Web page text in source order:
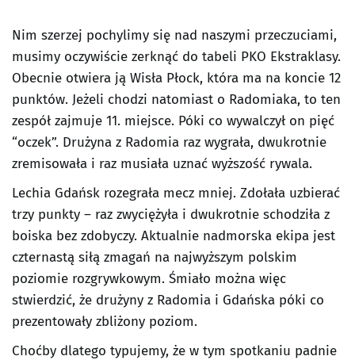
Nim szerzej pochylimy się nad naszymi przeczuciami,
musimy oczywiście zerknąć do tabeli PKO Ekstraklasy.
Obecnie otwiera ją Wisła Płock, która ma na koncie 12
punktów. Jeżeli chodzi natomiast o Radomiaka, to ten
zespół zajmuje 11. miejsce. Póki co wywalczył on pięć
“oczek”. Drużyna z Radomia raz wygrała, dwukrotnie
zremisowała i raz musiała uznać wyższość rywala.
Lechia Gdańsk rozegrała mecz mniej. Zdołała uzbierać
trzy punkty – raz zwyciężyła i dwukrotnie schodziła z
boiska bez zdobyczy. Aktualnie nadmorska ekipa jest
czternastą siłą zmagań na najwyższym polskim
poziomie rozgrywkowym. Śmiało można więc
stwierdzić, że drużyny z Radomia i Gdańska póki co
prezentowały zbliżony poziom.
Choćby dlatego typujemy, że w tym spotkaniu padnie